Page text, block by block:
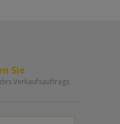
Sie
Verkaufsauftrags